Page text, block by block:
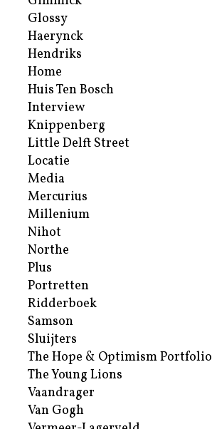
Glossy
Haerynck
Hendriks
Home
Huis Ten Bosch
Interview
Knippenberg
Little Delft Street
Locatie
Media
Mercurius
Millenium
Nihot
Northe
Plus
Portretten
Ridderboek
Samson
Sluijters
The Hope & Optimism Portfolio
The Young Lions
Vaandrager
Van Gogh